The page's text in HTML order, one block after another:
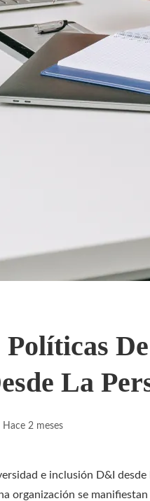
La
Hace 2 meses
e inclusión D&I
organización se